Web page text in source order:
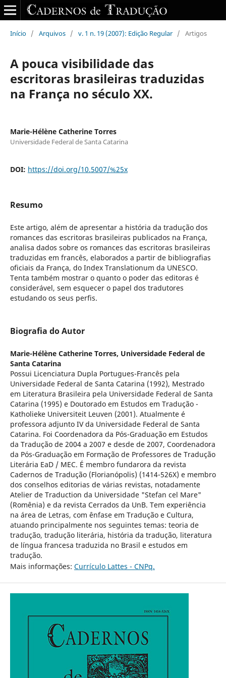
Início / Arquivos / v. 1 n. 19 (2007): Edição Regular / Artigos
A pouca visibilidade das
escritoras brasileiras traduzidas
na França no século XX.
Marie-Hélène Catherine Torres
Universidade Federal de Santa Catarina
DOI: https://doi.org/10.5007/%25x
Resumo
Este artigo, além de apresentar a história da tradução dos
romances das escritoras brasileiras publicados na França,
analisa dados sobre os romances das escritoras brasileiras
traduzidas em francês, elaborados a partir de bibliografias
oficiais da França, do Index Translationum da UNESCO.
Tenta também mostrar o quanto o poder das editoras é
considerável, sem esquecer o papel dos tradutores
estudando os seus perfis.
Biografia do Autor
Marie-Hélène Catherine Torres, Universidade Federal de
Santa Catarina
Possui Licenciatura Dupla Portugues-Francês pela
Universidade Federal de Santa Catarina (1992), Mestrado
em Literatura Brasileira pela Universidade Federal de Santa
Catarina (1995) e Doutorado em Estudos em Tradução -
Katholieke Universiteit Leuven (2001). Atualmente é
professora adjunto IV da Universidade Federal de Santa
Catarina. Foi Coordenadora da Pós-Graduação em Estudos
da Tradução de 2004 a 2007 e desde de 2007, Coordenadora
da Pós-Graduação em Formação de Professores de Tradução
Literária EaD / MEC. É membro fundarora da revista
Cadernos de Tradução (Florianópolis) (1414-526X) e membro
dos conselhos editorias de várias revistas, notadamente
Atelier de Traduction da Universidade "Stefan cel Mare"
(Romênia) e da revista Cerrados da UnB. Tem experiência
na área de Letras, com ênfase em Tradução e Cultura,
atuando principalmente nos seguintes temas: teoria de
tradução, tradução literária, história da tradução, literatura
de língua francesa traduzida no Brasil e estudos em
tradução.
Mais informações: Currículo Lattes - CNPq.